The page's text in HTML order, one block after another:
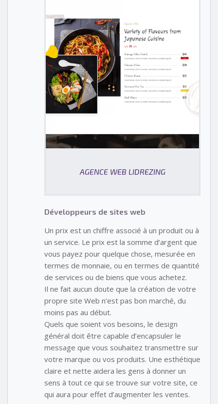
AGENCE WEB LIDREZING
Développeurs de sites web
Un prix est un chiffre associé à un produit ou à
un service. Le prix est la somme d’argent que
vous payez pour quelque chose, mesurée en
termes de monnaie, ou en termes de quantité
de services ou de biens que vous achetez.
Il ne fait aucun doute que la création de votre
propre site Web n’est pas bon marché, du
moins pas au début.
Quels que soient vos besoins, le design
général doit être capable d’encapsuler le
message que vous souhaitez transmettre sur
votre marque ou vos produits. Une esthétique
claire et nette aidera les gens à donner un
sens à tout ce qui se trouve sur votre site, ce
qui aura pour effet d’augmenter les ventes.